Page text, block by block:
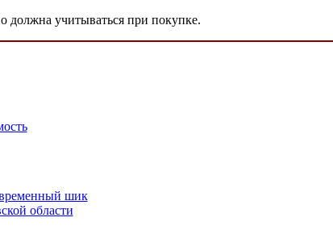
должна учитываться при покупке.
шик
области